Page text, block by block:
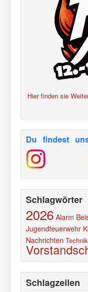
Hier finden sie
Du findest
Schlagwörter
2026 Alarm
Jugendfeuerwehr
Nachrichten Technik
Schlagzeilen